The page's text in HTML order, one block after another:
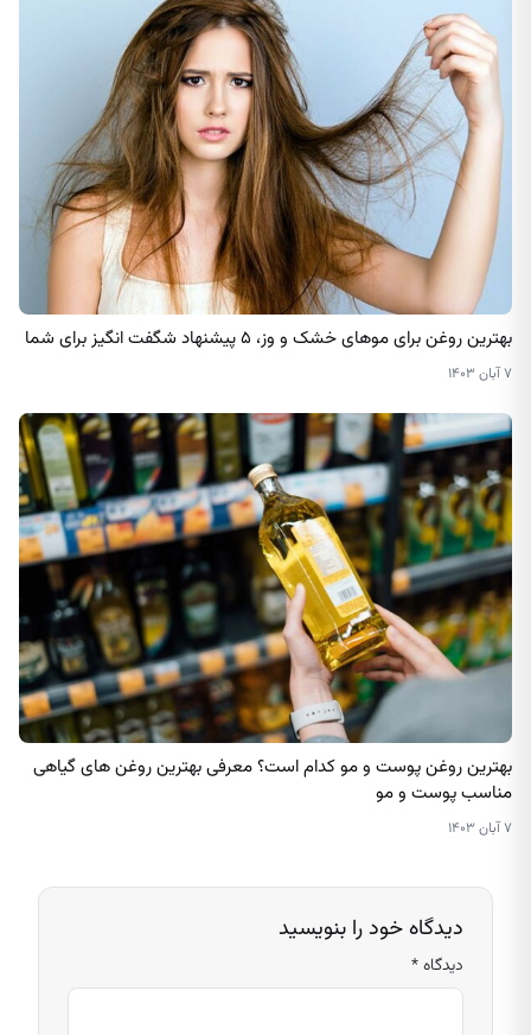
بهترین روغن برای موهای خشک و وز، ۵ پیشنهاد شگفت انگیز برای شما
۷ آبان ۱۴۰۳
بهترین روغن پوست و مو کدام است؟ معرفی بهترین روغن‌ های گیاهی
مناسب پوست و مو
۷ آبان ۱۴۰۳
دیدگاه خود را بنویسید
دیدگاه*